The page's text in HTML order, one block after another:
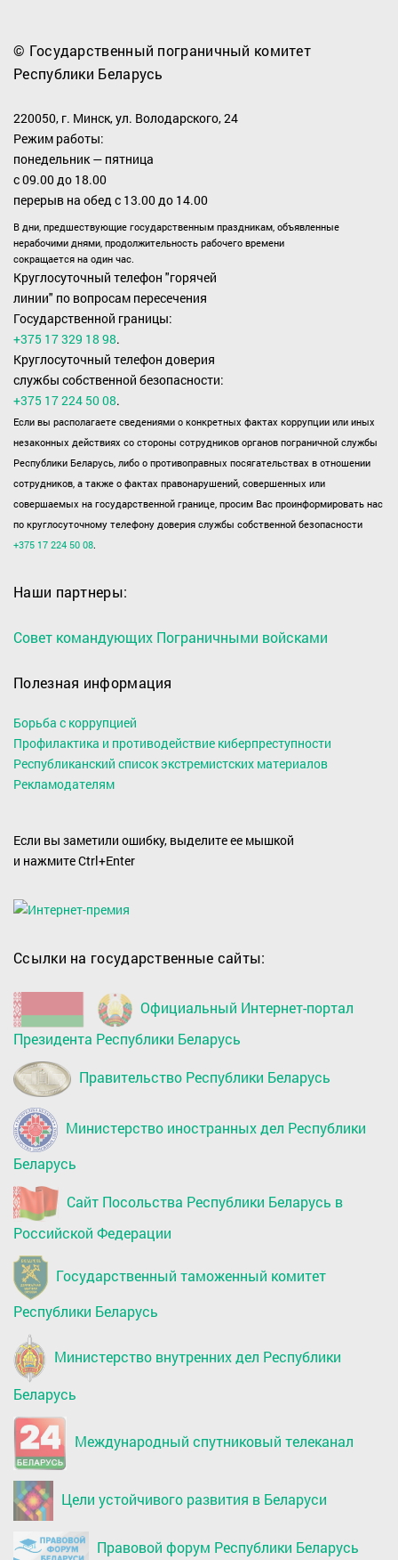
© Государственный пограничный комитет
Республики Беларусь
220050, г. Минск, ул. Володарского, 24
Режим работы:
понедельник — пятница
с 09.00 до 18.00
перерыв на обед с 13.00 до 14.00
В дни, предшествующие государственным праздникам, объявленные
нерабочими днями, продолжительность рабочего времени
сокращается на один час.
Круглосуточный телефон "горячей
линии" по вопросам пересечения
Государственной границы:
+375 17 329 18 98.
Круглосуточный телефон доверия
службы собственной безопасности:
+375 17 224 50 08.
Если вы располагаете сведениями о конкретных фактах коррупции или иных
незаконных действиях со стороны сотрудников органов пограничной службы
Республики Беларусь, либо о противоправных посягательствах в отношении
сотрудников, а также о фактах правонарушений, совершенных или
совершаемых на государственной границе, просим Вас проинформировать нас
по круглосуточному телефону доверия службы собственной безопасности
+375 17 224 50 08.
Наши партнеры:
Совет командующих Пограничными войсками
Полезная информация
Борьба с коррупцией
Профилактика и противодействие киберпреступности
Республиканский список экстремистских материалов
Рекламодателям
Если вы заметили ошибку, выделите ее мышкой
и нажмите Ctrl+Enter
Ссылки на государственные сайты:
Официальный Интернет-портал
Президента Республики Беларусь
Правительство Республики Беларусь
Министерство иностранных дел Республики
Беларусь
Сайт Посольства Республики Беларусь в
Российской Федерации
Государственный таможенный комитет
Республики Беларусь
Министерство внутренних дел Республики
Беларусь
Международный спутниковый телеканал
Цели устойчивого развития в Беларуси
Правовой форум Республики Беларусь